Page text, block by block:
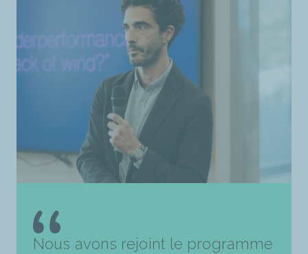
Nous avons rejoint le programme